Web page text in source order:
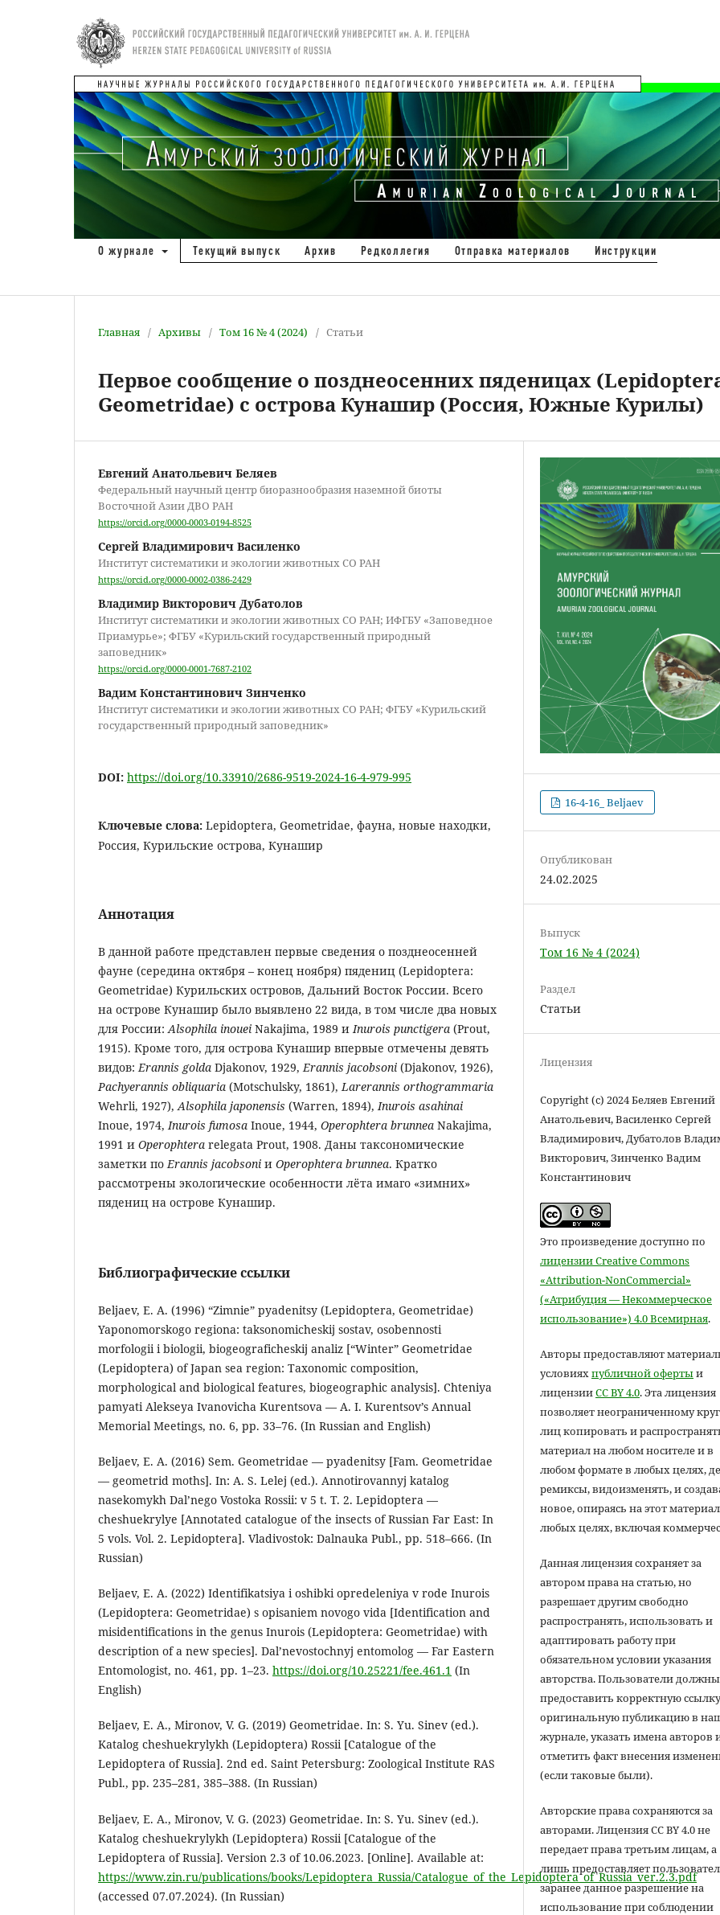
О журнале Текущий выпуск Архив Редколлегия Отправка материалов Инструкции
Главная / Архивы / Том 16 № 4 (2024) / Статьи
Первое сообщение о позднеосенних пяденицах
Geometridae) с острова Кунашир (Россия, Южные Курилы)
Евгений Анатольевич Беляев
Федеральный научный центр биоразнообразия наземной биоты
Восточной Азии ДВО РАН
https://orcid.org/0000-0003-0194-8525
Сергей Владимирович Василенко
Институт систематики и экологии животных СО РАН
https://orcid.org/0000-0002-0386-2429
Владимир Викторович Дубатолов
Институт систематики и экологии животных СО РАН; ИФГБУ «Заповедное
Приамурье»; ФГБУ «Курильский государственный природный
заповедник»
https://orcid.org/0000-0001-7687-2102
Вадим Константинович Зинченко
Институт систематики и экологии животных СО РАН; ФГБУ «Курильский
государственный природный заповедник»
DOI: https://doi.org/10.33910/2686-9519-2024-16-4-979-995
Ключевые слова: Lepidoptera, Geometridae, фауна, новые находки,
Россия, Курильские острова, Кунашир
Аннотация
В данной работе представлен первые сведения о позднеосенней
фауне (середина октября – конец ноября) пядениц (Lepidoptera:
Geometridae) Курильских островов, Дальний Восток России. Всего
на острове Кунашир было выявлено 22 вида, в том числе два новых
для России:Alsophila inouei Nakajima, 1989 иInurois punctigera (Prout,
1915). Кроме того, для острова Кунашир впервые отмечены девять
видов:Erannis golda Djakonov, 1929,Erannis jacobsoni (Djakonov, 1926),
Pachyerannis obliquaria (Motschulsky, 1861),Larerannis orthogrammaria
Wehrli, 1927),Alsophila japonensis (Warren, 1894),Inurois asahinai
Inoue, 1974,Inurois fumosa Inoue, 1944, Operophtera brunnea Nakajima,
1991 и Operophtera relegata Prout, 1908. Даны таксономические
заметки поErannis jacobsoni и Operophtera brunnea. Кратко
рассмотрены экологические особенности лёта имаго «зимних»
пядениц на острове Кунашир.
Библиографические ссылки
Beljaev, E. A. (1996) “Zimnie” pyadenitsy (Lepidoptera, Geometridae)
Yaponomorskogo regiona: taksonomicheskij sostav, osobennosti
morfologii i biologii, biogeograficheskij analiz [“Winter” Geometridae
(Lepidoptera) of Japan sea region: Taxonomic composition,
morphological and biological features, biogeographic analysis]. Chteniya
pamyati Alekseya Ivanovicha Kurentsova — A. I. Kurentsov’s Annual
Memorial Meetings, no. 6, pp. 33–76. (In Russian and English)
Beljaev, E. A. (2016) Sem. Geometridae — pyadenitsy [Fam. Geometridae
— geometrid moths]. In: A. S. Lelej (ed.). Annotirovannyj katalog
nasekomykh Dal’nego Vostoka Rossii: v 5 t. T. 2. Lepidoptera —
cheshuekrylye [Annotated catalogue of the insects of Russian Far East: In
5 vols. Vol. 2. Lepidoptera]. Vladivostok: Dalnauka Publ., pp. 518–666. (In
Russian)
Beljaev, E. A. (2022) Identifikatsiya i oshibki opredeleniya v rode Inurois
(Lepidoptera: Geometridae) s opisaniem novogo vida [Identification and
misidentifications in the genus Inurois (Lepidoptera: Geometridae) with
description of a new species]. Dal’nevostochnyj entomolog — Far Eastern
Entomologist, no. 461, pp. 1–23. https://doi.org/10.25221/fee.461.1 (In
English)
Beljaev, E. A., Mironov, V. G. (2019) Geometridae. In: S. Yu. Sinev (ed.).
Katalog cheshuekrylykh (Lepidoptera) Rossii [Catalogue of the
Lepidoptera of Russia]. 2nd ed. Saint Petersburg: Zoological Institute RAS
Publ., pp. 235–281, 385–388. (In Russian)
Beljaev, E. A., Mironov, V. G. (2023) Geometridae. In: S. Yu. Sinev (ed.).
Katalog cheshuekrylykh (Lepidoptera) Rossii [Catalogue of the
Lepidoptera of Russia]. Version 2.3 of 10.06.2023. [Online]. Available at:
https://www.zin.ru/publications/books/Lepidoptera_Russia/Catalogue_of_the_Lepidoptera_of_Russia_ver.2.3.pdf
(accessed 07.07.2024). (In Russian)
16-4-16_ Beljaev
Опубликован
24.02.2025
Выпуск
Том 16 № 4 (2024)
Раздел
Статьи
Лицензия
Copyright (c) 2024 Беляев Евгений
Анатольевич, Василенко Сергей
Владимирович, Дубатолов
Викторович, Зинченко Вадим
Константинович
Это произведение доступно по
лицензии Creative Commons
«Attribution-NonCommercial»
(«Атрибуция — Некоммерческое
использование») 4.0 Всемирная.
Авторы предоставляют
условияхпубличной офертыи
лицензииCC BY 4.0. Эта лицензия
позволяет неограниченному
лиц копировать и
материал на любом носителе и в
любом формате в любых целях,
ремиксы, видоизменять, и
новое, опираясь на этот
любых целях, включая
Данная лицензия сохраняет за
автором права на статью, но
разрешает другим свободно
распространять, использовать и
адаптировать работу при
обязательном условии указания
авторства. Пользователи должны
предоставить корректную
оригинальную публикацию в
журнале, указать имена авторов
отметить факт внесения
(если таковые были).
Авторские права сохраняются за
авторами. Лицензия CC BY 4.0 не
передает права третьим лицам, а
лишь предоставляет
заранее данное разрешение на
использование при соблюдении